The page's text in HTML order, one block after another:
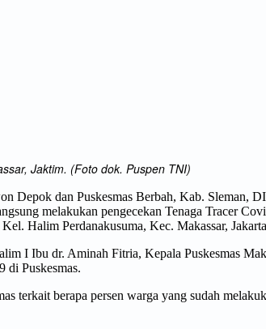
Jaktim. (Foto dok. Puspen TNI)
Depok dan Puskesmas Berbah, Kab. Sleman,
melakukan pengecekan Tenaga Tracer
Halim Perdanakusuma, Kec. Makassar,
I Ibu dr. Aminah Fitria, Kepala Puskesmas
di Puskesmas.
terkait berapa persen warga yang sudah